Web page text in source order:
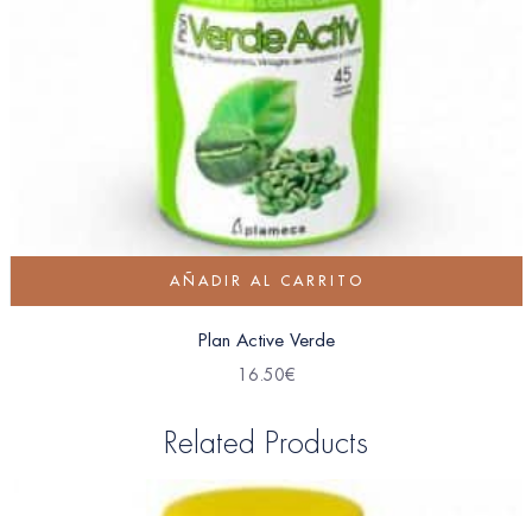
AÑADIR AL CARRITO
Plan Active Verde
16.50€
Related Products